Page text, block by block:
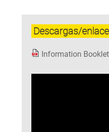
Descargas/
Information